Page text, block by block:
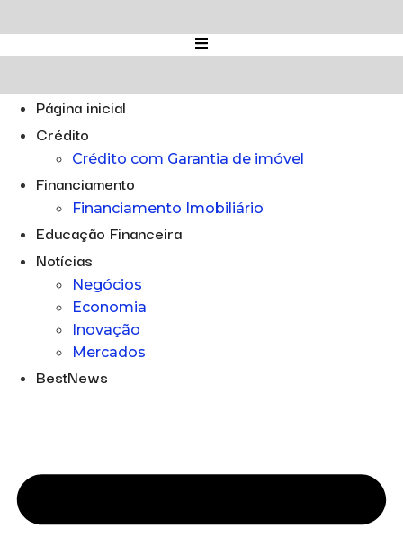
para
o
Página inicial
Crédito
Crédito com Garantia de imóvel
Financiamento
Financiamento Imobiliário
Educação Financeira
Notícias
Negócios
Economia
Inovação
Mercados
BestNews